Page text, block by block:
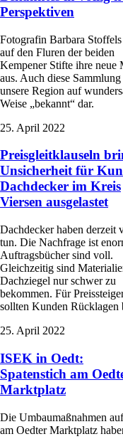
Perspektiven
Fotografin Barbara
auf den Fluren der beiden
Kempener Stifte ihre neue
aus. Auch diese
unsere Region auf
Weise „bekannt“ dar.
25. April 2022
Preisgleitklauseln
Unsicherheit für
Dachdecker im Kreis
Viersen ausgelastet
Dachdecker haben derzeit
tun. Die Nachfrage ist
Auftragsbücher sind voll.
Gleichzeitig sind
Dachziegel nur schwer zu
bekommen. Für
sollten Kunden Rücklagen
25. April 2022
ISEK in Oedt:
Spatenstich am
Marktplatz
Die Umbaumaßnahmen
am Oedter Marktplatz